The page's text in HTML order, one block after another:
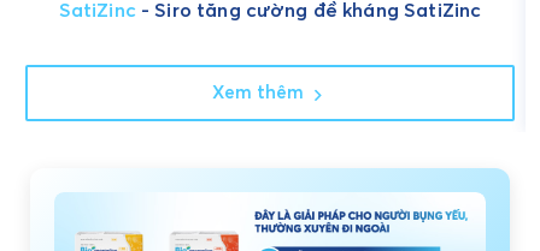
SatiZinc - Siro tăng cường đề kháng SatiZinc
Xem thêm